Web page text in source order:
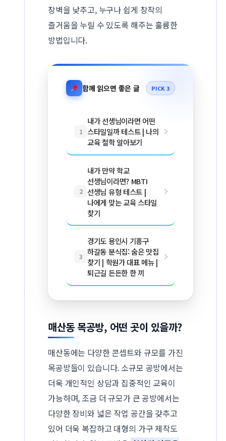
장벽을 낮추고, 누구나 쉽게 창작의
즐거움을 누릴 수 있도록 해주는 훌륭한
방법입니다.
함께 읽으면 좋은 글 PICK 3
1
내가 선생님이라면 어떤
스타일일까 테스트 | 나의
교육 철학 알아보기
2
내가 만약 학교
선생님이라면? MBTI
선생님 유형 테스트 |
나에게 맞는 교육 스타일
찾기
3
경기도 용인시 기흥구
하갈동 분식집: 숨은 맛집
찾기 | 학원가 대표 메뉴 |
퇴근길 든든한 한 끼
매산동 목공방, 어떤 곳이 있을까?
매산동에는 다양한 콘셉트와 규모를 가진
목공방들이 있습니다. 소규모 공방에서는
더욱 개인적인 상담과 집중적인 교육이
가능하며, 조금 더 규모가 큰 공방에서는
다양한 장비와 넓은 작업 공간을 갖추고
있어 더욱 복잡하고 대형의 가구 제작도